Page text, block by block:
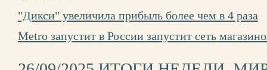
"Дикси" увеличила прибыль более чем в 4 раза
Metro запустит в России запустит сеть